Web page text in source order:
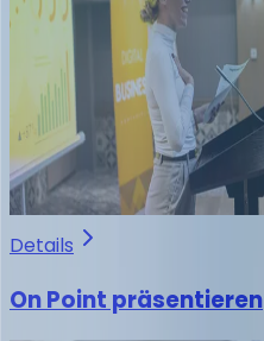
Details
On Point präsentieren